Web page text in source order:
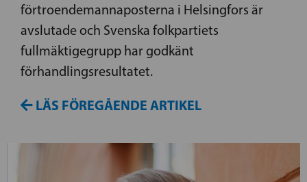
förtroendemannaposterna i Helsingfors är
avslutade och Svenska folkpartiets
fullmäktigegrupp har godkänt
förhandlingsresultatet.
LÄS FÖREGÅENDE ARTIKEL